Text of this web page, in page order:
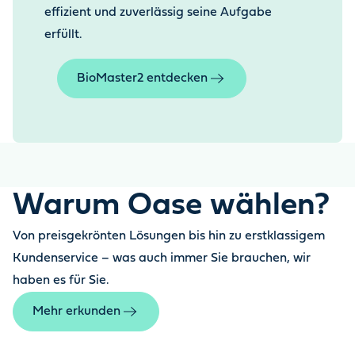
effizient und zuverlässig seine Aufgabe
erfüllt.
BioMaster2 entdecken
Warum Oase wählen?
Von preisgekrönten Lösungen bis hin zu erstklassigem
Kundenservice – was auch immer Sie brauchen, wir
haben es für Sie.
Mehr erkunden